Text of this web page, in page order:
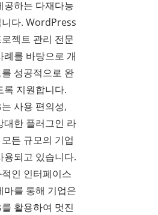
공하는 다재다능
다. WordPress
젝트 관리 전문
례를 바탕으로 개
성공적으로 완
록 지원합니다.
사용 편의성,
대한 플러그인 라
든 규모의 기업
용되고 있습니다.
인 인터페이스
마를 통해 기업은
활용하여 멋진